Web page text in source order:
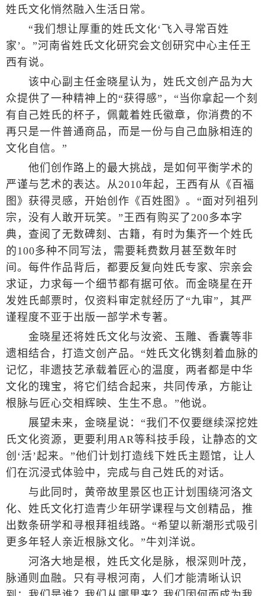
姓氏文化悄然融入生活日常。
“我们想让厚重的姓氏文化‘飞入寻常百姓
家’。”河南省姓氏文化研究会文创研究中心主任王
西有说。
该中心副主任金晓星认为，姓氏文创产品为大
众提供了一种精神上的“获得感”，“当你拿起一个刻
有自己姓氏的杯子，佩戴着姓氏徽章，你消费的不
再只是一件普通商品，而是一份与自己血脉相连的
文化自信。”
他们创作路上的最大挑战，是如何平衡学术的
严谨与艺术的表达。从2010年起，王西有从《百福
图》获得灵感，开始创作《百姓图》。“面对列祖列
宗，没有人敢开玩笑。”王西有购买了200多本字
典，查阅了无数碑刻、古籍，有时为集齐一个姓氏
的100多种不同写法，需要耗费数月甚至数年时
间。每件作品背后，都要反复向姓氏专家、宗亲会
求证，力求每一个细节都有据可依。而金晓星在开
发姓氏邮票时，仅资料审定就经历了“九审”，其严
谨程度不亚于出版一部学术专著。
金晓星还将姓氏文化与汝瓷、玉雕、香囊等非
遗相结合，打造文创产品。“姓氏文化镌刻着血脉的
记忆，非遗技艺承载着匠心的温度，两者都是中华
文化的瑰宝，将它们结合起来，共同传承，方能让
根脉与匠心交相辉映、生生不息。”他说。
展望未来，金晓星说：“我们不仅要继续深挖姓
氏文化资源，更要利用AR等科技手段，让静态的文
创‘活’起来。”他们计划打造线下姓氏主题馆，让人
们在沉浸式体验中，完成与自己姓氏的对话。
与此同时，黄帝故里景区也正计划围绕河洛文
化、姓氏文化打造青少年研学课程与文创精品，推
出数条研学和寻根拜祖线路。“希望以新潮形式吸引
更多年轻人亲近根脉文化。”牛刘洋说。
河洛大地是根，姓氏文化是脉，根深则叶茂，
脉通则血融。只有寻根河南，人们才能清晰认识